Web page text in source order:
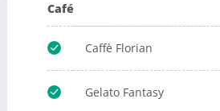
Café
Caffè Florian
Gelato Fantasy